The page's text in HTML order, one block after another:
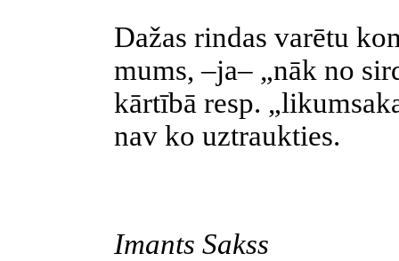
Dažas rindas varētu
mums, –ja– „nāk no
kārtībā resp.
nav ko uztraukties.
Imants Sakss